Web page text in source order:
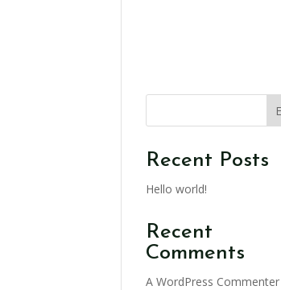
Recent Posts
Hello world!
Recent
Comments
A WordPress Commenter